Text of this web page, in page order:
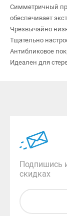
Симметричный
обеспечивает
Чрезвычайно
Тщательно
Антибликовое
Идеален для
Подпишись
скидках